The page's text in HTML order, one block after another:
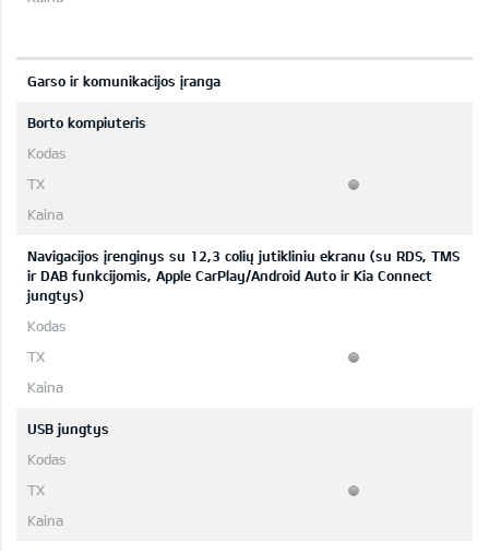
Garso ir komunikacijos įranga
Borto kompiuteris
Navigacijos įrenginys su 12,3 colių jutikliniu ekranu (su RDS, TMS
ir DAB funkcijomis, Apple CarPlay/Android Auto ir Kia Connect
jungtys)
USB jungtys